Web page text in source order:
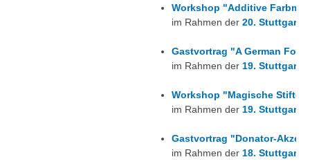
Workshop "Additive
im Rahmen der 20.
Gastvortrag "A German
im Rahmen der 19.
Workshop "Magische Stifte -
im Rahmen der 19.
Gastvortrag "Donator-
im Rahmen der 18.